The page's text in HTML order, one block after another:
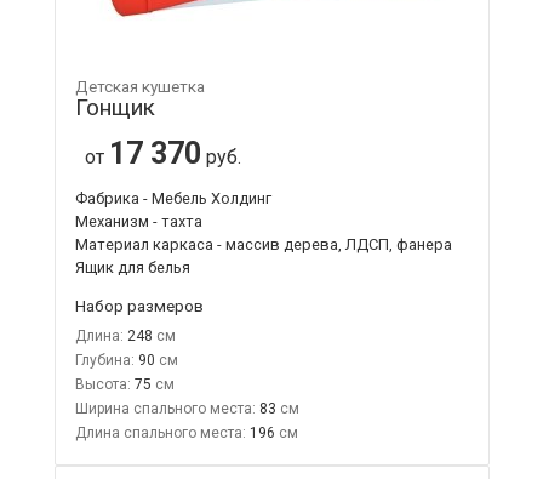
Детская кушетка
Гонщик
от 17 370 руб.
Фабрика - Мебель Холдинг
Механизм - тахта
Материал каркаса - массив дерева, ЛДСП, фанера
Ящик для белья
Набор размеров
Длина: 248
Глубина: 90
Высота: 75
Ширина спального места: 83
Длина спального места: 196